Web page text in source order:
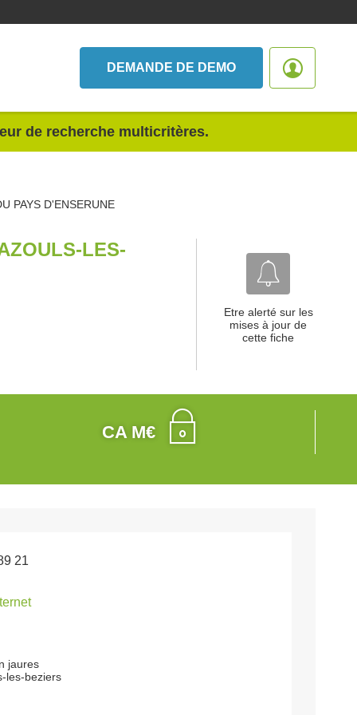
DEMANDE DE DEMO
de recherche multicritères.
PAYS D'ENSERUNE
LES-
Etre alerté sur les
mises à jour de
cette fiche
CA M€
21
jaures
les-beziers